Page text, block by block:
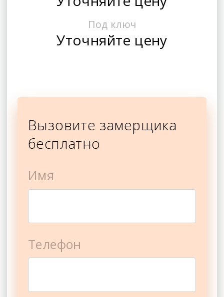
Под ключ
Уточняйте цену
Вызовите замерщика
бесплатно
Имя
Телефон